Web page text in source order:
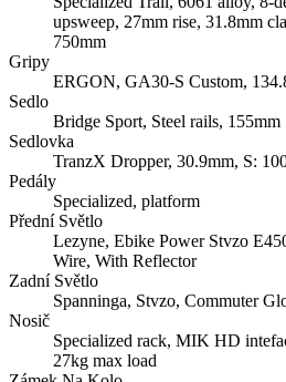
upsweep, 27mm rise, 31.8mm
750mm
Gripy
ERGON, GA30-S Custom,
Sedlo
Bridge Sport, Steel rails, 155mm
Sedlovka
TranzX Dropper, 30.9mm, S:
Pedály
Specialized, platform
Přední Světlo
Lezyne, Ebike Power Stvzo
Wire, With Reflector
Zadní Světlo
Spanninga, Stvzo, Commuter
Nosič
Specialized rack, MIK HD
27kg max load